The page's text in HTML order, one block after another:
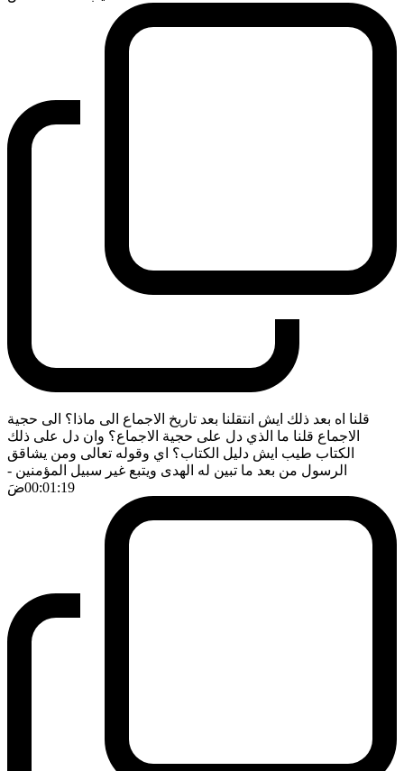
قلنا اه بعد ذلك ايش انتقلنا بعد تاريخ الاجماع الى ماذا؟ الى حجية
الاجماع قلنا ما الذي دل على حجية الاجماع؟ وان دل على ذلك
الكتاب طيب ايش دليل الكتاب؟ اي وقوله تعالى ومن يشاقق
الرسول من بعد ما تبين له الهدى ويتبع غير سبيل المؤمنين -
00:01:19ضَ